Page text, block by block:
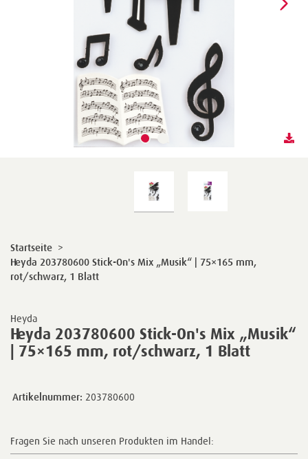
Heyda
Heyda 203780600 Stick-On's Mix „Musik“
| 75×165 mm, rot/schwarz, 1 Blatt
Startseite >
Heyda 203780600 Stick-On's Mix „Musik“ | 75×165 mm,
rot/schwarz, 1 Blatt
Artikelnummer: 203780600
Fragen Sie nach unseren Produkten im Handel: